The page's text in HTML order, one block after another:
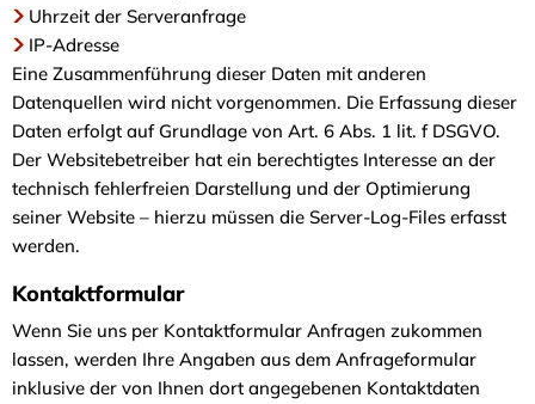
Uhrzeit der Serveranfrage
IP-Adresse
Eine Zusammenführung dieser Daten mit anderen
Datenquellen wird nicht vorgenommen. Die Erfassung dieser
Daten erfolgt auf Grundlage von Art. 6 Abs. 1 lit. f DSGVO.
Der Websitebetreiber hat ein berechtigtes Interesse an der
technisch fehlerfreien Darstellung und der Optimierung
seiner Website – hierzu müssen die Server-Log-Files erfasst
werden.
Kontaktformular
Wenn Sie uns per Kontaktformular Anfragen zukommen
lassen, werden Ihre Angaben aus dem Anfrageformular
inklusive der von Ihnen dort angegebenen Kontaktdaten